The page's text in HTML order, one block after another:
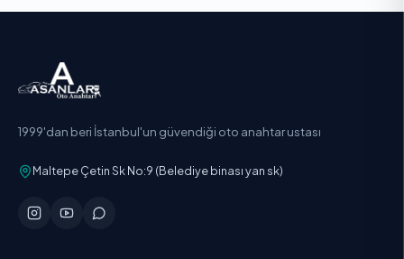
1999'dan beri İstanbul'un güvendiği oto anahtar ustası
Maltepe Çetin Sk No:9 (Belediye binası yan sk)